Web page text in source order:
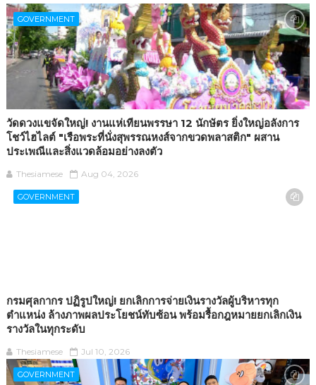
GOVERNMENT
วัดดวงแขจัดใหญ่! งานแห่เทียนพรรษา 12 นักษัตร ยิ่งใหญ่อลังการ
โชว์ไฮไลต์ "เรือพระที่นั่งสุพรรณหงส์จากขวดพลาสติก" ผสาน
ประเพณีและสิ่งแวดล้อมอย่างลงตัว
Thesiamese Aug 04, 2026
GOVERNMENT
กรมศุลกากร ปฏิรูปใหญ่! ยกเลิกการจ่ายเงินรางวัลผู้บริหารทุก
ตำแหน่ง ล้างภาพผลประโยชน์ทับซ้อน พร้อมรื้อกฎหมายยกเลิกเงิน
รางวัลในทุกระดับ
Thesiamese Jul 10, 2026
GOVERNMENT